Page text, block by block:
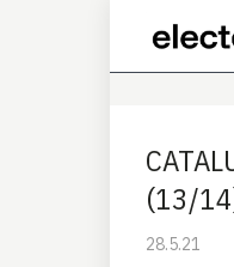
(13/
28.5.21